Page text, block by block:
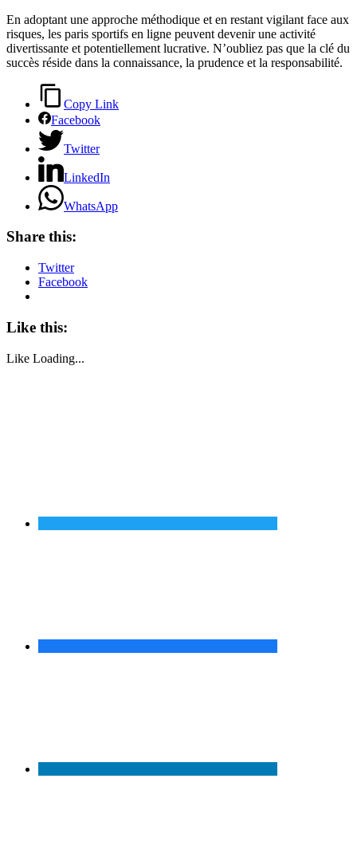
En adoptant une approche méthodique et en restant vigilant face aux
risques, les paris sportifs en ligne peuvent devenir une activité
divertissante et potentiellement lucrative. N’oubliez pas que la clé du
succès réside dans la connaissance, la prudence et la responsabilité.
Copy Link
Facebook
Twitter
LinkedIn
WhatsApp
Share this:
Twitter
Facebook
Like this:
Like Loading...